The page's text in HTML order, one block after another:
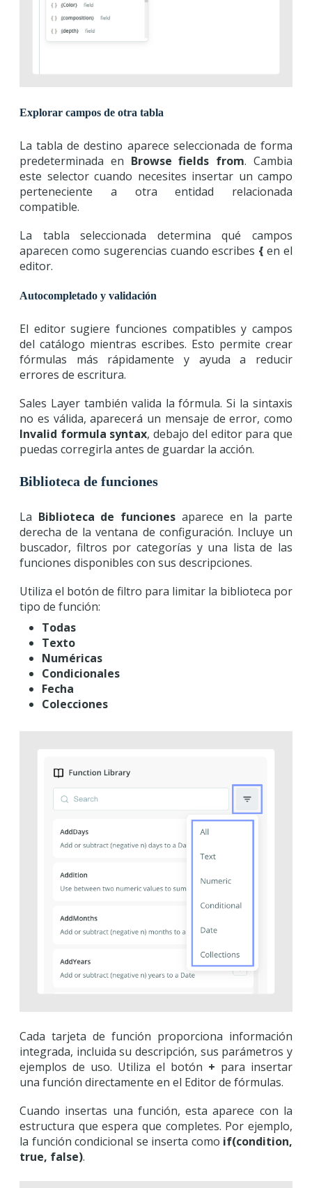
Explorar campos de otra tabla
La tabla de destino aparece seleccionada de forma
predeterminada en Browse fields from. Cambia
este selector cuando necesites insertar un campo
perteneciente a otra entidad relacionada
compatible.
La tabla seleccionada determina qué campos
aparecen como sugerencias cuando escribes { en el
editor.
Autocompletado y validación
El editor sugiere funciones compatibles y campos
del catálogo mientras escribes. Esto permite crear
fórmulas más rápidamente y ayuda a reducir
errores de escritura.
Sales Layer también valida la fórmula. Si la sintaxis
no es válida, aparecerá un mensaje de error, como
Invalid formula syntax, debajo del editor para que
puedas corregirla antes de guardar la acción.
Biblioteca de funciones
La Biblioteca de funciones aparece en la parte
derecha de la ventana de configuración. Incluye un
buscador, filtros por categorías y una lista de las
funciones disponibles con sus descripciones.
Utiliza el botón de filtro para limitar la biblioteca por
tipo de función:
Todas
Texto
Numéricas
Condicionales
Fecha
Colecciones
Cada tarjeta de función proporciona información
integrada, incluida su descripción, sus parámetros y
ejemplos de uso. Utiliza el botón + para insertar
una función directamente en el Editor de fórmulas.
Cuando insertas una función, esta aparece con la
estructura que espera que completes. Por ejemplo,
la función condicional se inserta como if(condition,
true, false).